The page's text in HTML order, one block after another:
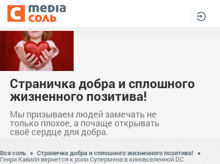
Страничка добра и сплошного
жизненного позитива!
Мы призываем людей замечать не
только плохое, а почаще открывать
своё сердце для добра.
Вся соль » Страничка добра и сплошного жизненного позитива! »
Генри Кавилл вернется к роли Супермена в киновселенной DC